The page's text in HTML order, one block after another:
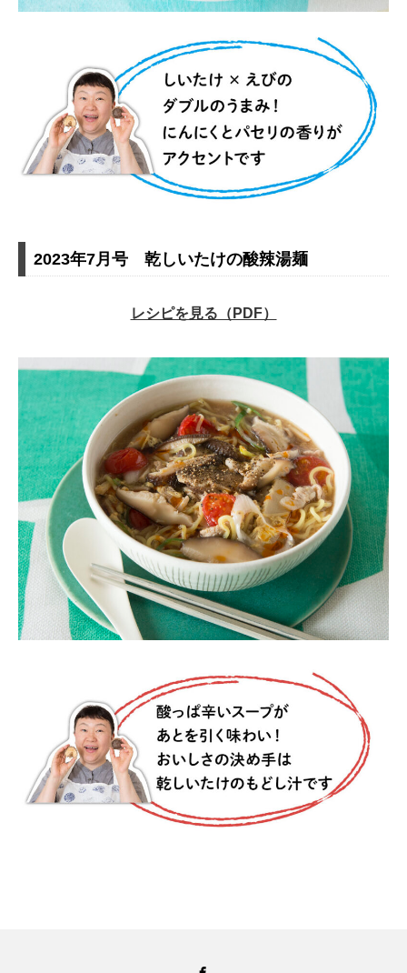
2023年7月号 乾しいたけの酸辣湯麺
レシピを見る（PDF）